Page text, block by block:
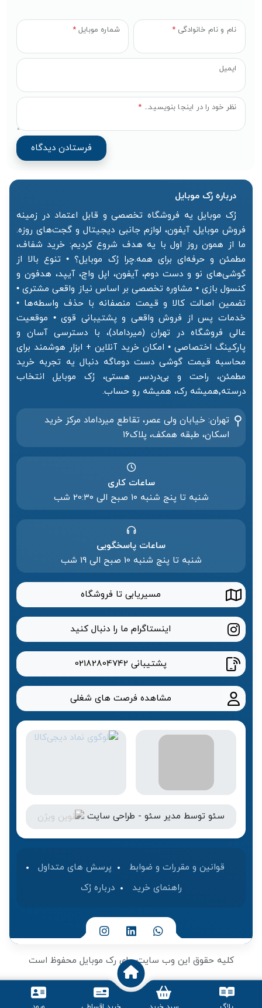
نظر خود را در اینجا بنویسید... *
نام و نام خانوادگی * شماره موبایل *
ایمیل
درباره رُک‌ موبایل
رُک موبایل یه فروشگاه تخصصی و قابل اعتماد در زمینه
فروش موبایل، آیفون، لوازم جانبی دیجیتال و گجت‌های روزه.
ما از همون روز اول با یه هدف شروع کردیم: خرید شفاف،
مطمئن و حرفه‌ای برای همه.چرا رُک موبایل؟ • تنوع بالا از
گوشی‌های نو و دست دوم، آیفون، اپل واچ، آیپد، هدفون و
کنسول بازی • مشاوره تخصصی بر اساس نیاز واقعی مشتری •
تضمین اصالت کالا و قیمت منصفانه با حذف واسطه‌ها •
خدمات پس از فروش واقعی و پشتیبانی قوی • موقعیت
عالی فروشگاه در تهران (میرداماد)، با دسترسی آسان و
پارکینگ اختصاصی • امکان خرید آنلاین + ابزار هوشمند برای
محاسبه قیمت گوشی دست دوماگه دنبال یه تجربه خرید
مطمئن، راحت و بی‌دردسر هستی، رُک موبایل انتخاب
درسته٬همیشه رک، همیشه رو حساب.
تهران: خیابان ولی عصر، تقاطع میرداماد مرکز خرید‌
اسکان، طبقه همکف، پلاک۱۶
ساعات کاری
شنبه تا پنج شنبه ۱۰ صبح الی 20:۳۰ شب
ساعات پاسخگویی
شنبه تا پنج شنبه 10 صبح الی 19 شب
مسیریابی تا فروشگاه
اینستاگرام ما را دنبال کنید
پشتیبانی 02182804742
مشاهده فرصت های شغلی
سئو توسط مدیر سئو - طراحی سایت
قوانین و مقررات و ضوابط
پرسش های متداول
راهنمای خرید
درباره رُک‌
کلیه حقوق این وب سایت برای رک موبایل محفوظ است